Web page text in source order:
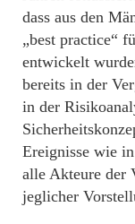
dass aus den
„best practice“
entwickelt
bereits in der
in der
Ereignisse wie
alle Akteure der
jeglicher